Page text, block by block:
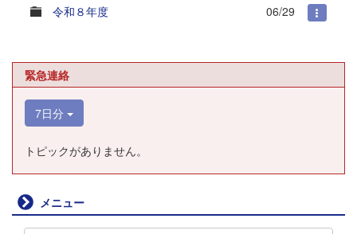
令和８年度
06/29
緊急連絡
7日分
トピックがありません。
メニュー